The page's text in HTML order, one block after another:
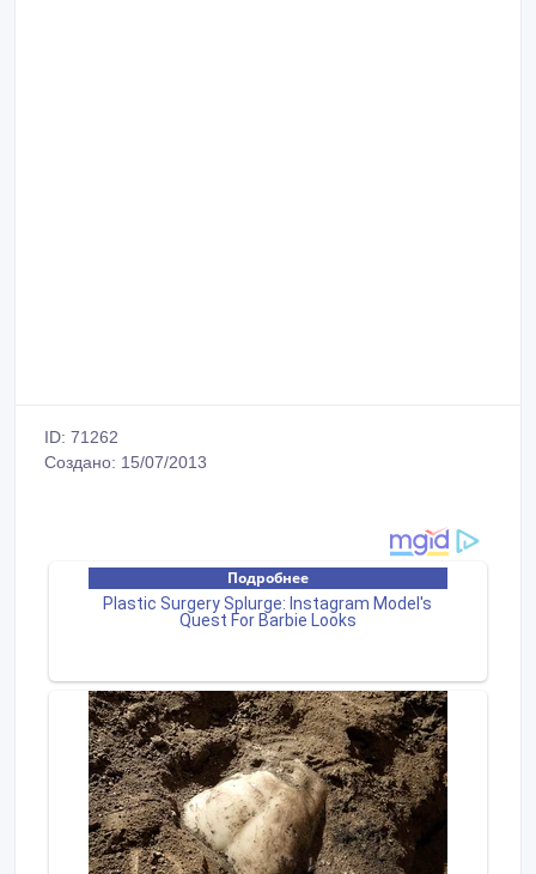
ID: 71262
Создано: 15/07/2013